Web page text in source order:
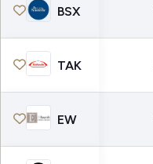
BSX
TAK
EW